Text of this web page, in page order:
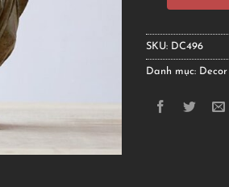
SKU: DC496
Danh mục: